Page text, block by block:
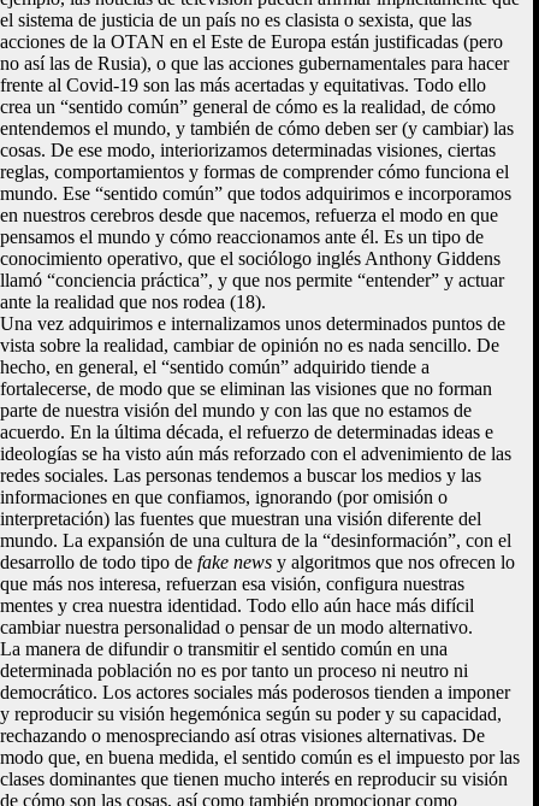
el sistema de justicia de un país no es clasista o sexista, que las
acciones de la OTAN en el Este de Europa están justificadas (pero
no así las de Rusia), o que las acciones gubernamentales para hacer
frente al Covid-19 son las más acertadas y equitativas. Todo ello
crea un “sentido común” general de cómo es la realidad, de cómo
entendemos el mundo, y también de cómo deben ser (y cambiar) las
cosas. De ese modo, interiorizamos determinadas visiones, ciertas
reglas, comportamientos y formas de comprender cómo funciona el
mundo. Ese “sentido común” que todos adquirimos e incorporamos
en nuestros cerebros desde que nacemos, refuerza el modo en que
pensamos el mundo y cómo reaccionamos ante él. Es un tipo de
conocimiento operativo, que el sociólogo inglés Anthony Giddens
llamó “conciencia práctica”, y que nos permite “entender” y actuar
ante la realidad que nos rodea (18).
Una vez adquirimos e internalizamos unos determinados puntos de
vista sobre la realidad, cambiar de opinión no es nada sencillo. De
hecho, en general, el “sentido común” adquirido tiende a
fortalecerse, de modo que se eliminan las visiones que no forman
parte de nuestra visión del mundo y con las que no estamos de
acuerdo. En la última década, el refuerzo de determinadas ideas e
ideologías se ha visto aún más reforzado con el advenimiento de las
redes sociales. Las personas tendemos a buscar los medios y las
informaciones en que confiamos, ignorando (por omisión o
interpretación) las fuentes que muestran una visión diferente del
mundo. La expansión de una cultura de la “desinformación”, con el
desarrollo de todo tipo de fake news y algoritmos que nos ofrecen lo
que más nos interesa, refuerzan esa visión, configura nuestras
mentes y crea nuestra identidad. Todo ello aún hace más difícil
cambiar nuestra personalidad o pensar de un modo alternativo.
La manera de difundir o transmitir el sentido común en una
determinada población no es por tanto un proceso ni neutro ni
democrático. Los actores sociales más poderosos tienden a imponer
y reproducir su visión hegemónica según su poder y su capacidad,
rechazando o menospreciando así otras visiones alternativas. De
modo que, en buena medida, el sentido común es el impuesto por las
clases dominantes que tienen mucho interés en reproducir su visión
de cómo son las cosas, así como también promocionar como